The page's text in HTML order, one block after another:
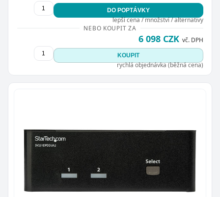
DO POPTÁVKY
lepší cena / množství / alternativy
NEBO KOUPIT ZA
6 098 CZK vč. DPH
KOUPIT
rychlá objednávka (běžná cena)